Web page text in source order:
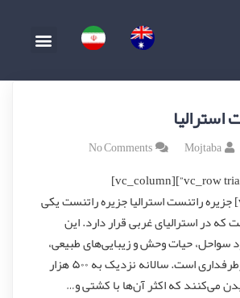
Mojtaba
No Comments
[vc_row triangle_shape=”no”][vc_column]
[vc_column_text] جزیره راتنست استرالیا جزیره راتنست یکی
که در استرالیای غربی قرار دارد. این
سواحل، حیات وحش و زیبایی‌های طبیعی،
مقصد توریستی پرطرفداری است. سالانه نزدیک به ۵۰۰ هزار
می‌کنند که اکثر آن‌ها با کشتی و…